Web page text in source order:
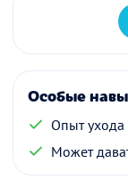
Особые
Опыт ухода
Может